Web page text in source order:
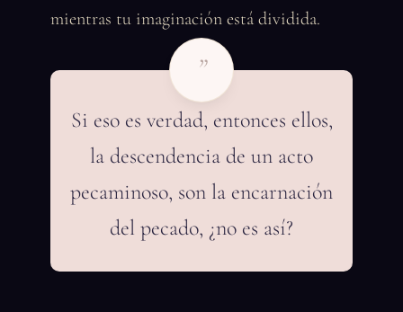
mientras tu imaginación está dividida.
”
Si eso es verdad, entonces ellos,
la descendencia de un acto
pecaminoso, son la encarnación
del pecado, ¿no es así?